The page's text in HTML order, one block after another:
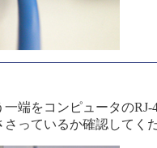
端をコンピュータの
っているか確認してく